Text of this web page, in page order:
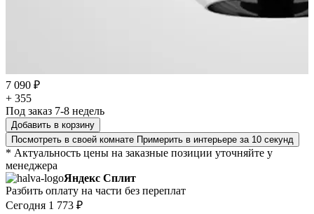
7 090 ₽
+ 355
Под заказ 7-8 недель
Добавить в корзину
Посмотреть в своей комнате Примерить в интерьере за 10 секунд
* Актуальность цены на заказные позиции уточняйте у
менеджера
Яндекс Сплит
Разбить оплату на части без переплат
Сегодня 1 773 ₽